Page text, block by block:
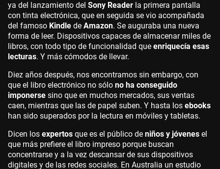
ya del lanzamiento del Sony Reader la primera pantalla
con tinta electrónica, que en seguida se vio acompañada
del famoso Kindle de Amazon. Se auguraba una nueva
forma de leer. Dispositivos capaces de almacenar miles de
libros, con todo tipo de funcionalidad que enriquecía esas
lecturas. Y más cómodos de llevar.
Diez años después, nos encontramos sin embargo, con
que el libro electrónico no sólo no ha conseguido
imponerse sino que en muchos mercados, sus ventas
caen, mientras que las de papel suben. Y hasta los ebooks
han sido superados por la lectura en móviles y tabletas.
Dicen los expertos que es el público de niños y jóvenes el
que más prefiere el libro impreso porque buscan
concentrarse y a la vez descansar de sus dispositivos
digitales y de las redes sociales. En Australia un estudio